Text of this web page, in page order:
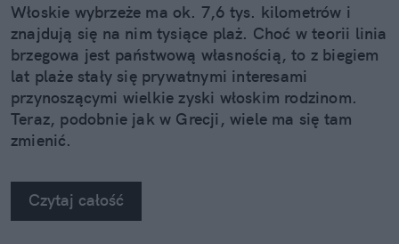
Włoskie wybrzeże ma ok. 7,6 tys. kilometrów i
znajdują się na nim tysiące plaż. Choć w teorii linia
brzegowa jest państwową własnością, to z biegiem
lat plaże stały się prywatnymi interesami
przynoszącymi wielkie zyski włoskim rodzinom.
Teraz, podobnie jak w Grecji, wiele ma się tam
zmienić.
Czytaj całość